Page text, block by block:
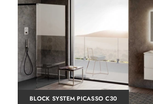
BLOCK SYSTEM PICASSO C30